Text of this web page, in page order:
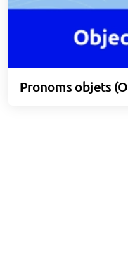
Pronoms objets